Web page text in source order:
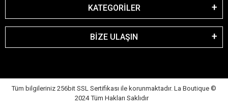
KATEGORİLER
BİZE ULAŞIN
Tüm bilgileriniz 256bit SSL Sertifikası ile korunmaktadır. La Boutique ©
2024 Tüm Hakları Saklıdır